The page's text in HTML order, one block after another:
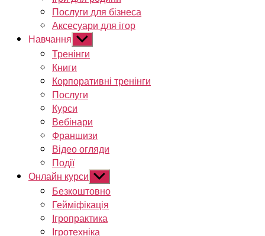
Послуги для бізнеса
Аксесуари для ігор
Навчання Показати
підменю
Тренінги
Книги
Корпоративні тренінги
Послуги
Курси
Вебінари
Франшизи
Відео огляди
Події
Онлайн курси Показати
підменю
Безкоштовно
Гейміфікація
Ігропрактика
Ігротехніка